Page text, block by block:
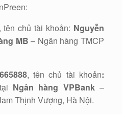
tên chủ tài khoản: Nguyễn
MB – Ngân hàng TMCP
, tên chủ tài khoản:
Ngân hàng VPBank–
Thịnh Vượng, Hà Nội.